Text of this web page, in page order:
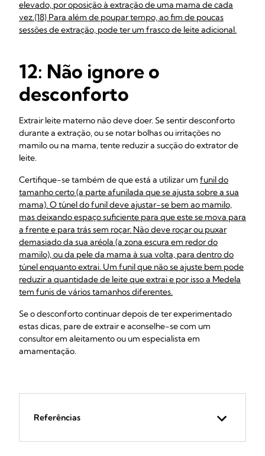
elevado, por oposição à extração de uma mama de cada
vez.{18} Para além de poupar tempo, ao fim de poucas
sessões de extração, pode ter um frasco de leite adicional.
12: Não ignore o
desconforto
Extrair leite materno não deve doer. Se sentir desconforto
durante a extração, ou se notar bolhas ou irritações no
mamilo ou na mama, tente reduzir a sucção do extrator de
leite.
Certifique-se também de que está a utilizar um funil do
tamanho certo (a parte afunilada que se ajusta sobre a sua
mama). O túnel do funil deve ajustar-se bem ao mamilo,
mas deixando espaço suficiente para que este se mova para
a frente e para trás sem roçar. Não deve roçar ou puxar
demasiado da sua aréola (a zona escura em redor do
mamilo), ou da pele da mama à sua volta, para dentro do
túnel enquanto extrai. Um funil que não se ajuste bem pode
reduzir a quantidade de leite que extrai e por isso a Medela
tem funis de vários tamanhos diferentes.
Se o desconforto continuar depois de ter experimentado
estas dicas, pare de extrair e aconselhe-se com um
consultor em aleitamento ou um especialista em
amamentação.
Referências